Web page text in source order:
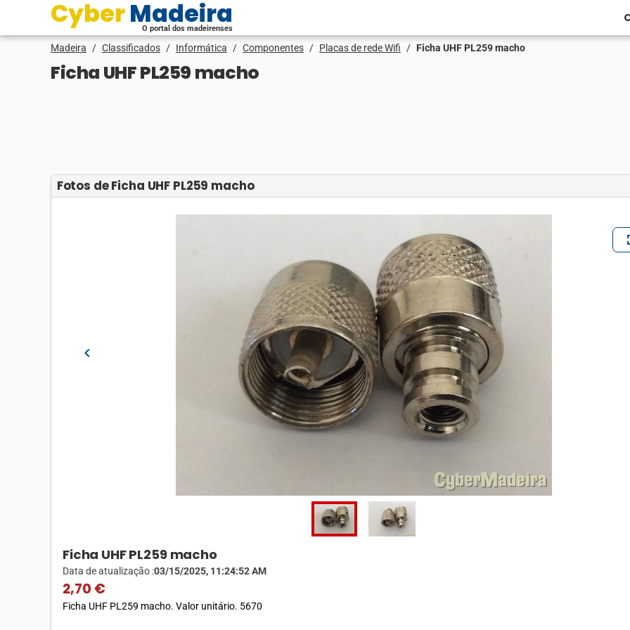
Cyber Madeira
O portal dos madeirenses
Madeira / Classificados / Informática / Componentes / Placas de rede Wifi / Ficha UHF PL259 macho
Ficha UHF PL259 macho
Fotos de Ficha UHF PL259 macho
chevron_left
Ficha UHF PL259 macho
Data de atualização :03/15/2025, 11:24:52 AM
2,70 €
Ficha UHF PL259 macho. Valor unitário. 5670